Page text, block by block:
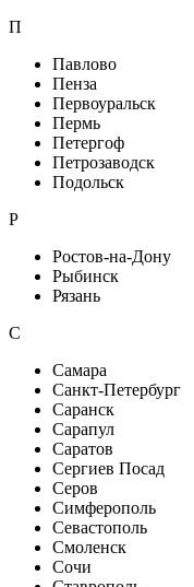
П
Павлово
Пенза
Первоуральск
Пермь
Петергоф
Петрозаводск
Подольск
Р
Ростов-на-Дону
Рыбинск
Рязань
С
Самара
Санкт-Петербург
Саранск
Сарапул
Саратов
Сергиев Посад
Серов
Симферополь
Севастополь
Смоленск
Сочи